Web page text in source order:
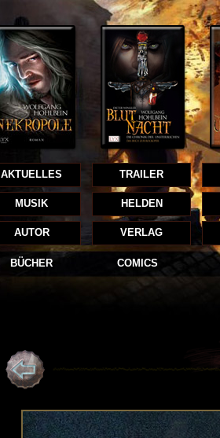
AKTUELLES TRAILER
MUSIK HELDEN
AUTOR VERLAG
BÜCHER COMICS